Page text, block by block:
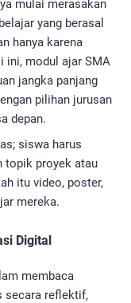
mulai merasakan
yang berasal
hanya karena
ini, modul ajar SMA
jangka panjang
pilihan jurusan
depan.
siswa harus
topik proyek atau
itu video, poster,
mereka.
Digital
membaca
secara reflektif,